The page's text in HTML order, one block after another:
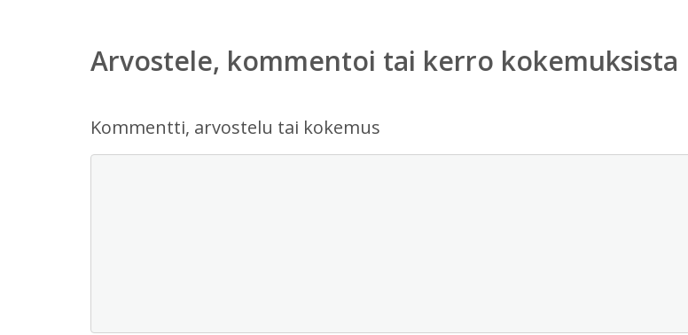
Arvostele, kommentoi tai kerro kokemuksista
Kommentti, arvostelu tai kokemus